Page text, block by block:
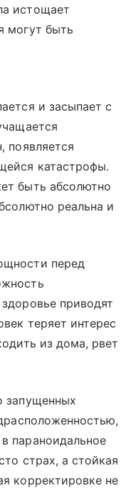
истощает
могут быть
и засыпает с
появляется
катастрофы.
быть абсолютно
реальна и
перед
приводят
теряет интерес
из дома, рвет
запущенных
параноидальное
страх, а стойкая
корректировке не